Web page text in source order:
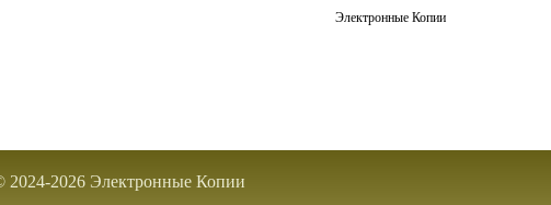
Электронные Копии
2024-2026 Электронные Копии